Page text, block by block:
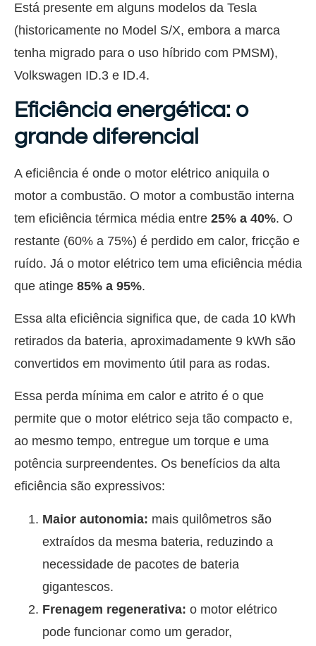
Está presente em alguns modelos da Tesla
(historicamente no Model S/X, embora a marca
tenha migrado para o uso híbrido com PMSM),
Volkswagen ID.3 e ID.4.
Eficiência energética: o
grande diferencial
A eficiência é onde o motor elétrico aniquila o
motor a combustão. O motor a combustão interna
tem eficiência térmica média entre 25% a 40%. O
restante (60% a 75%) é perdido em calor, fricção e
ruído. Já o motor elétrico tem uma eficiência média
que atinge 85% a 95%.
Essa alta eficiência significa que, de cada 10 kWh
retirados da bateria, aproximadamente 9 kWh são
convertidos em movimento útil para as rodas.
Essa perda mínima em calor e atrito é o que
permite que o motor elétrico seja tão compacto e,
ao mesmo tempo, entregue um torque e uma
potência surpreendentes. Os benefícios da alta
eficiência são expressivos:
Maior autonomia: mais quilômetros são
extraídos da mesma bateria, reduzindo a
necessidade de pacotes de bateria
gigantescos.
Frenagem regenerativa: o motor elétrico
pode funcionar como um gerador,